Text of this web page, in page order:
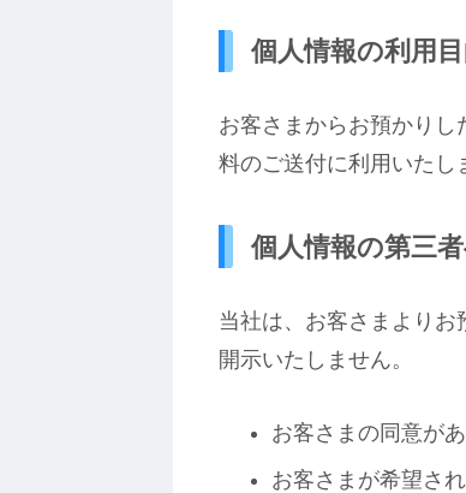
個人情報の利用
お客さまからお預かり
料のご送付に利用いたし
個人情報の第三
当社は、お客さまより
開示いたしません。
お客さまの同意が
お客さまが希望さ